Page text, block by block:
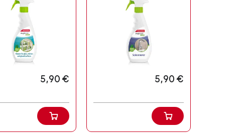
5,90 € 5,90 €